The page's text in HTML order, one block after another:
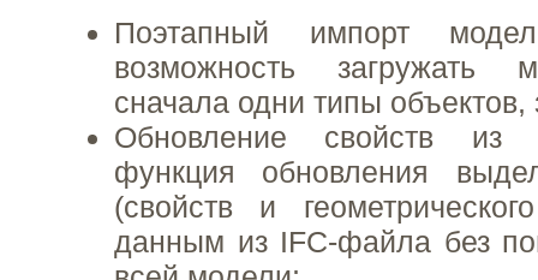
Поэтапный импорт
возможность загружать
сначала одни типы объектов,
Обновление свойств из
функция обновления
(свойств и
данным из IFC-файла без